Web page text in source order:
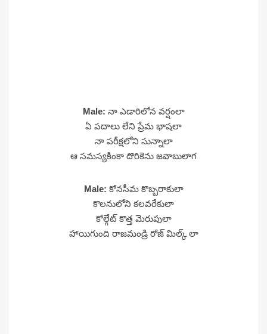
Male: నా ఎడారిలోన వర్షంలా
ఏ పదాలు లేని ప్రేమ భాషలా
నా పరీక్షలోని సున్నాలా
ఆ సమస్యకింకా దొరికెను జవాబులాగ
Male: కోనసీమ కొబ్బరాకులా
కొలనులోని కలవరేకులా
కోల్గేట్ కొత్త మెరుపులా
హాయిగుంది రాజమండ్రి రోజ్ మిల్క్ లా